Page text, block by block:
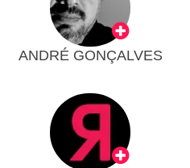
ANDRÉ GONÇALVES